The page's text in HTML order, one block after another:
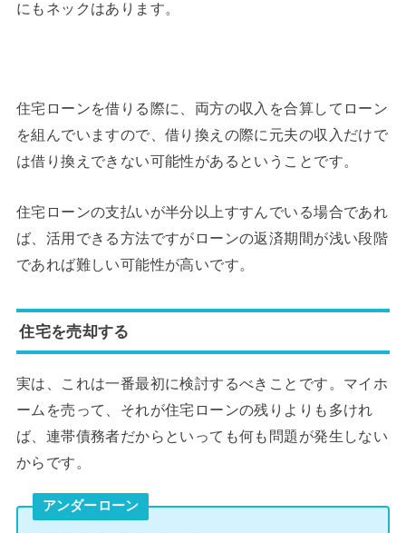
にもネックはあります。
住宅ローンを借りる際に、両方の収入を合算してローン
を組んでいますので、借り換えの際に元夫の収入だけで
は借り換えできない可能性があるということです。
住宅ローンの支払いが半分以上すすんでいる場合であれ
ば、活用できる方法ですがローンの返済期間が浅い段階
であれば難しい可能性が高いです。
住宅を売却する
実は、これは一番最初に検討するべきことです。マイホ
ームを売って、それが住宅ローンの残りよりも多けれ
ば、連帯債務者だからといっても何も問題が発生しない
からです。
アンダーローン